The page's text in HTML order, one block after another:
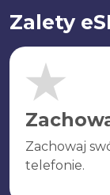
Zalety
Zachowaj
telefonie.